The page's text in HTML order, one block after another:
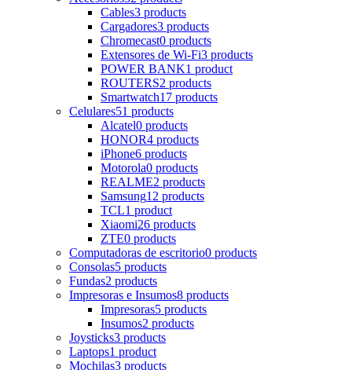
Cables3 products
Cargadores3 products
Chromecast0 products
Extensores de Wi-Fi3 products
POWER BANK1 product
ROUTERS2 products
Smartwatch17 products
Celulares51 products
Alcatel0 products
HONOR4 products
iPhone6 products
Motorola0 products
REALME2 products
Samsung12 products
TCL1 product
Xiaomi26 products
ZTE0 products
Computadoras de escritorio0 products
Consolas5 products
Fundas2 products
Impresoras e Insumos8 products
Impresoras5 products
Insumos2 products
Joysticks3 products
Laptops1 product
Mochilas3 products